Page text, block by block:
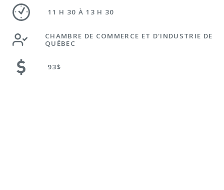
11 H 30 À 13 H 30
CHAMBRE DE COMMERCE ET D'INDUSTRIE DE
QUÉBEC
93$